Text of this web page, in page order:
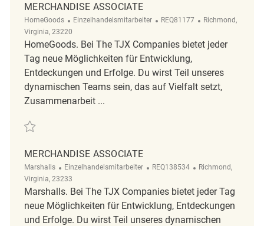
MERCHANDISE ASSOCIATE
HomeGoods Kategorie
Einzelhandelsmitarbeiter ReqId
REQ81177 Ort
Richmond,
Virginia, 23220
HomeGoods. Bei The TJX Companies bietet jeder
Tag neue Möglichkeiten für Entwicklung,
Entdeckungen und Erfolge. Du wirst Teil unseres
dynamischen Teams sein, das auf Vielfalt setzt,
Zusammenarbeit ...
Retten Merchandise Associate REQ81177
MERCHANDISE ASSOCIATE
Marshalls Kategorie
Einzelhandelsmitarbeiter ReqId
REQ138534 Ort
Richmond,
Virginia, 23233
Marshalls. Bei The TJX Companies bietet jeder Tag
neue Möglichkeiten für Entwicklung, Entdeckungen
und Erfolge. Du wirst Teil unseres dynamischen